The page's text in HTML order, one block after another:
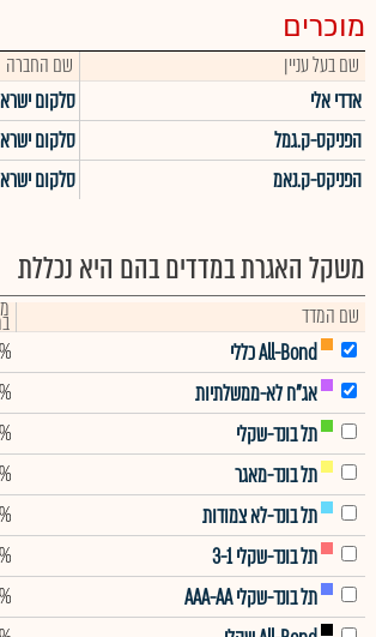
מוכרים
שם בעל עניין שם החברה
אדדי אלי
סלקום
הפניקס-ק.גמל
סלקום
הפניקס-ק.נאמ
סלקום
משקל האגרת במדדים בהם היא נכללת
שם המדד
All-Bond כללי
אג"ח לא-ממשלתיות
תל בונד-שקלי
תל בונד-מאגר
תל בונד-לא צמודות
תל בונד-שקלי 3-1
תל בונד-שקלי AAA-AA